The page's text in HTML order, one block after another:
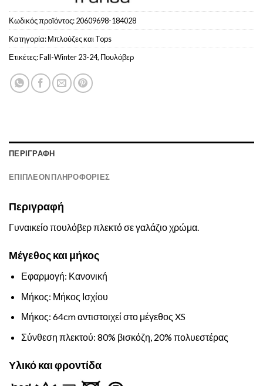
Κωδικός προϊόντος:20609698-184028
Κατηγορία:Μπλούζες και Tops
Ετικέτες:Fall-Winter 23-24, Πουλόβερ
ΠΕΡΙΓΡΑΦΉ
ΕΠΙΠΛΈΟΝ ΠΛΗΡΟΦΟΡΊΕΣ
Περιγραφή
Γυναικείο πουλόβερ πλεκτό σε γαλάζιο χρώμα.
Μέγεθος και μήκος
Εφαρμογή: Κανονική
Μήκος: Μήκος Ισχίου
Μήκος: 64cm αντιστοιχεί στο μέγεθος XS
Σύνθεση πλεκτού: 80% βισκόζη, 20% πολυεστέρας
Υλικό και φροντίδα